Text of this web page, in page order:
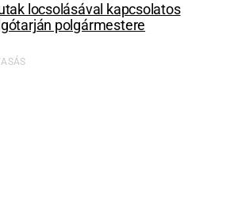
locsolásával kapcsolatos
polgármestere